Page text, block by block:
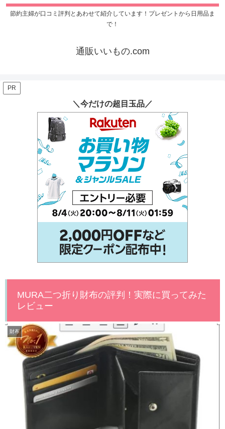
節約主婦が口コミ評判とあわせて紹介しています！プレゼントから日用品ま
で！
通販いいもの.com
PR
＼今だけの超目玉品／
MURA二つ折り財布の評判！実際に買ってみた
レビュー
財布